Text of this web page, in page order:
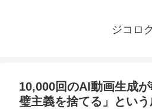
ジコロ
10,000回のAI動画生成
璧主義を捨てる」という